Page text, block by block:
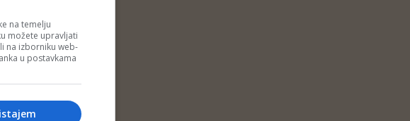
na temelju
možete upravljati
na izborniku web-
u postavkama